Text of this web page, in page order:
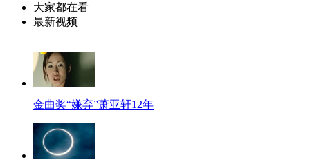
大家都在看
最新视频
金曲奖“嫌弃”萧亚轩12年